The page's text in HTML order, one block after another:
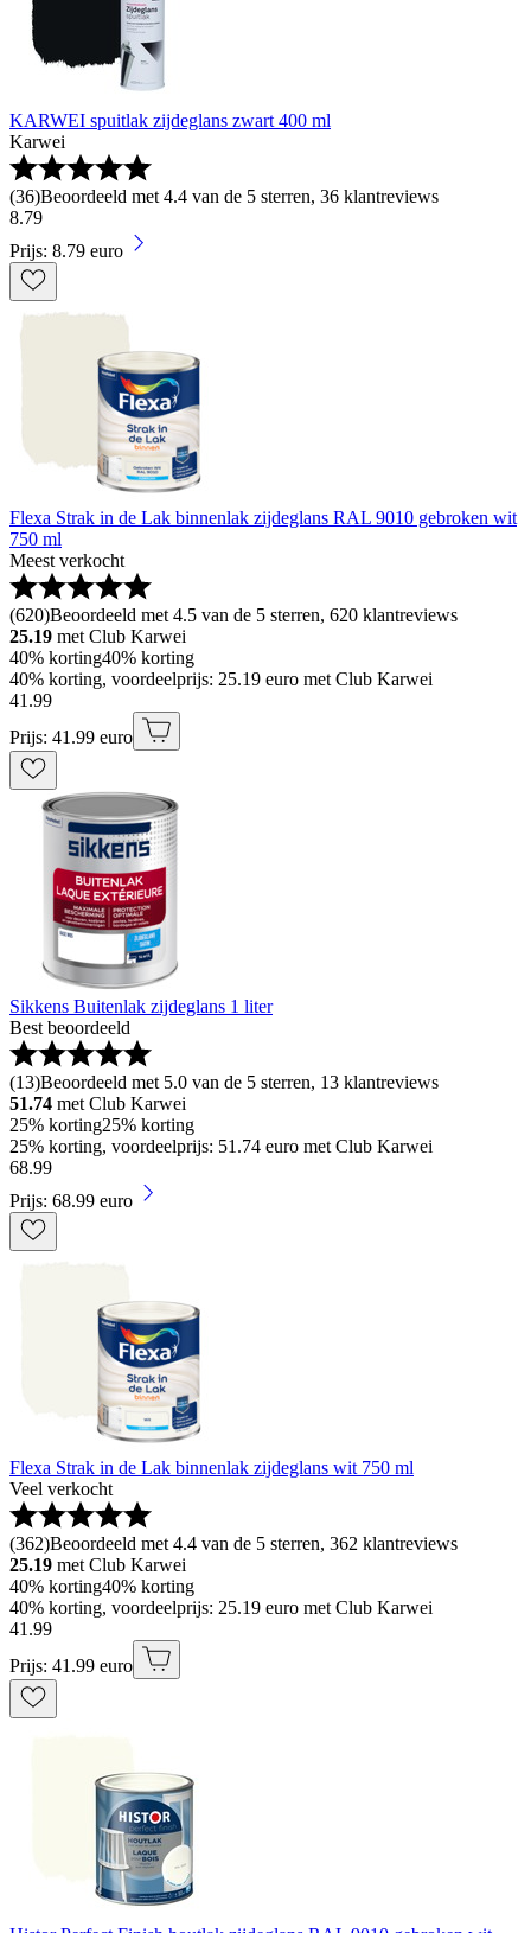
KARWEI spuitlak zijdeglans zwart 400 ml
Karwei
(36)Beoordeeld met 4.4 van de 5 sterren, 36 klantreviews
8.79
Prijs: 8.79 euro
Flexa Strak in de Lak binnenlak zijdeglans RAL 9010 gebroken wit
750 ml
Meest verkocht
(620)Beoordeeld met 4.5 van de 5 sterren, 620 klantreviews
25.19 met Club Karwei
40% korting40% korting
40% korting, voordeelprijs: 25.19 euro met Club Karwei
41 .99
Prijs: 41.99 euro
Sikkens Buitenlak zijdeglans 1 liter
Best beoordeeld
(13)Beoordeeld met 5.0 van de 5 sterren, 13 klantreviews
51.74 met Club Karwei
25% korting25% korting
25% korting, voordeelprijs: 51.74 euro met Club Karwei
68.99
Prijs: 68.99 euro
Flexa Strak in de Lak binnenlak zijdeglans wit 750 ml
Veel verkocht
(362)Beoordeeld met 4.4 van de 5 sterren, 362 klantreviews
25.19 met Club Karwei
40% korting40% korting
40% korting, voordeelprijs: 25.19 euro met Club Karwei
41 .99
Prijs: 41.99 euro